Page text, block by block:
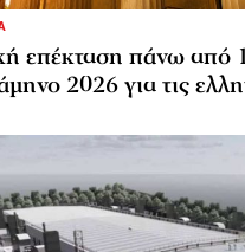
επέκταση πάνω από
2026 για τις